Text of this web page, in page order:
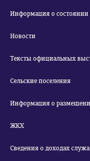
Информация о
Новости
Тексты официальных
Сельские поселения
Информация о
ЖКХ
Сведения о доходах